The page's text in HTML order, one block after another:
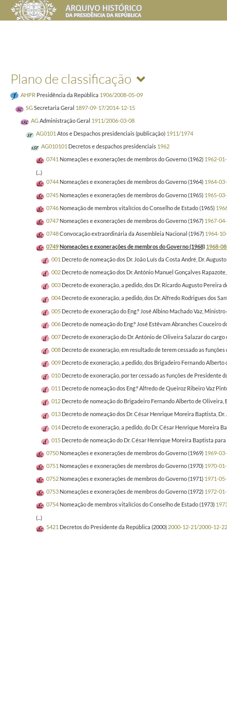
Plano de classificação
AHPR Presidência da República 1906/2008-05-09
SGSecretaria Geral 1897-09-17/2014-12-15
AGAdministração Geral 1911/2006-03-08
AG0101 Atos e Despachos presidenciais (publicação) 1911/1974
AG010101 Decretos e despachos presidenciais 1962
0741 Nomeações e exonerações de membros do Governo (1962) 1962-
(...)
0744 Nomeações e exonerações de membros do Governo (1964) 1964-
0745 Nomeações e exonerações de membros do Governo (1965) 1965-
0746 Nomeação de membros vitalícios do Conselho de Estado (1965)
0747 Nomeações e exonerações de membros do Governo (1967) 1967-
0748Convocação extraordinária da Assembleia Nacional (1967) 1964-
0749Nomeações e exonerações de membros do Governo (1968) 1968-
001 Decreto de nomeação dos Dr. João Luís da Costa André, Dr.
002 Decreto de nomeação dos Dr. António Manuel Gonçalves
003 Decreto de exoneração, a pedido, dos Dr. Ricardo Augusto Pereira
004 Decreto de exoneração, a pedido, dos Dr. Alfredo Rodrigues dos
005 Decreto de exoneração do Eng.º José Albino Machado Vaz,
006 Decreto de nomeação do Eng.º José Estêvam Abranches
007 Decreto de exoneração do Dr. António de Oliveira Salazar do
008 Decreto de exoneração, em resultado de terem cessado as
009 Decreto de exoneração, a pedido, dos Brigadeiro Fernando
010 Decreto de exoneração, por ter cessado as funções de Presidente
011 Decreto de nomeação dos Eng.º Alfredo de Queiroz Ribeiro Vaz
012 Decreto de nomeação do Brigadeiro Fernando Alberto de Oliveira,
013 Decreto de nomeação dos Dr. César Henrique Moreira Baptista,
014 Decreto de exoneração, a pedido, do Dr. César Henrique Moreira
015 Decreto de nomeação do Dr. César Henrique Moreira Baptista
0750 Nomeações e exonerações de membros do Governo (1969) 1969-
0751 Nomeações e exonerações de membros do Governo (1970) 1970-
0752 Nomeações e exonerações de membros do Governo (1971) 1971-
0753 Nomeações e exonerações de membros do Governo (1972) 1972-
0754 Nomeação de membros vitalícios do Conselho de Estado (1973)
(...)
5421 Decretos do Presidente da República (2000) 2000-12-21/2000-12-22